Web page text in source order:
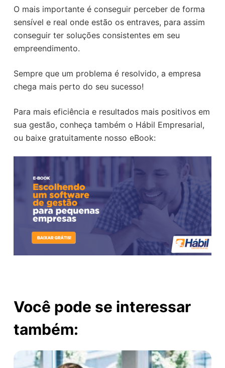
O mais importante é conseguir perceber de forma
sensível e real onde estão os entraves, para assim
conseguir ter soluções consistentes em seu
empreendimento.
Sempre que um problema é resolvido, a empresa
chega mais perto do seu sucesso!
Para mais eficiência e resultados mais positivos em
sua gestão, conheça também o Hábil Empresarial,
ou baixe gratuitamente nosso eBook:
Você pode se interessar
também: